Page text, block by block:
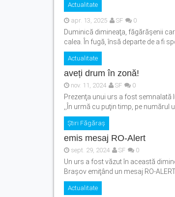
Actualitate
apr. 13, 2025 SF 0
Duminică dimineaţa, făgărăşenii
calea. În fugă, însă departe de a fi
Actualitate
aveți drum în zonă!
nov. 11, 2024 SF 0
Prezenţa unui urs a fost semnalată
,,În urmă cu puţin timp, pe numărul
Știri Făgăraș
emis mesaj RO-Alert
sept. 29, 2024 SF 0
Un urs a fost văzut în această
Brașov emiţând un mesaj RO-
Actualitate